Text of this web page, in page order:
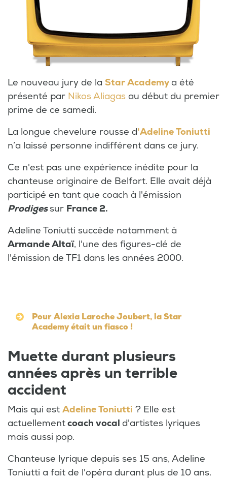
Le nouveau jury de la Star Academya été
présenté par Nikos Aliagas au début du premier
prime de ce samedi.
La longue chevelure rousse d'Adeline Toniutti
n’a laissé personne indifférent dans ce jury.
Ce n'est pas une expérience inédite pour la
chanteuse originaire de Belfort. Elle avait déjà
participé en tant que coach à l'émission
Prodigessur France 2.
Adeline Toniutti succède notamment à
Armande Altaï, l'une des figures-clé de
l'émission de TF1 dans les années 2000.
Pour Alexia Laroche Joubert, la Star
Academy était un fiasco !
Muette durant plusieurs
années après un terrible
accident
Mais qui est Adeline Toniutti ? Elle est
actuellementcoach vocal d'artistes lyriques
mais aussi pop.
Chanteuse lyrique depuis ses 15 ans, Adeline
Toniutti a fait de l'opéra durant plus de 10 ans.